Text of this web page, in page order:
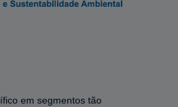
em segmentos tão